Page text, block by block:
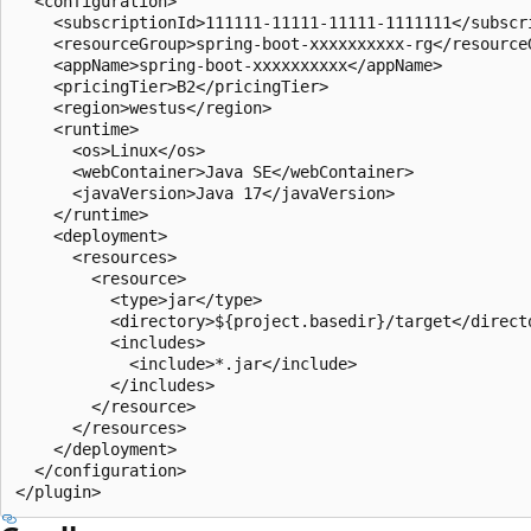
<subscriptionId>111111-11111-11111-1111111</
<resourceGroup>spring-boot-xxxxxxxxxx-rg</
    <appName>spring-boot-xxxxxxxxxx</appName>
    <pricingTier>B2</pricingTier>
    <region>westus</region>
    <runtime>
      <os>Linux</os>
      <webContainer>Java SE</webContainer>
      <javaVersion>Java 17</javaVersion>
    </runtime>
    <deployment>
      <resources>
        <resource>
          <type>jar</type>
<directory>${project.basedir}/target</
          <includes>
            <include>*.jar</include>
          </includes>
        </resource>
      </resources>
    </deployment>
  </configuration>